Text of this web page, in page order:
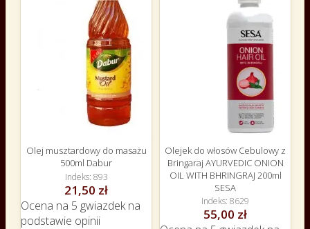
Olej musztardowy do masażu
500ml Dabur
Indeks 893
21,50 zł
Ocena na 5 gwiazdek na
podstawie opinii
Olejek do włosów Cebulowy z
Bringaraj AYURVEDIC ONION
OIL WITH BHRINGRAJ 200ml
SESA
Indeks 8629
55,00 zł